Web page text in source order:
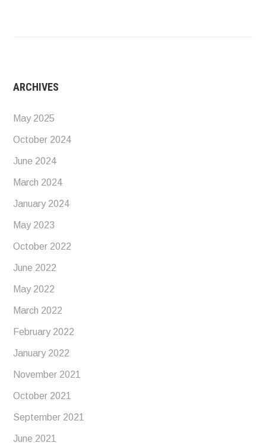
ARCHIVES
May 2025
October 2024
June 2024
March 2024
January 2024
May 2023
October 2022
June 2022
May 2022
March 2022
February 2022
January 2022
November 2021
October 2021
September 2021
June 2021